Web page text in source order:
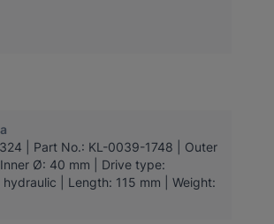
| Part No.: KL-0039-1748 | Outer
Ø: 40 mm | Drive type:
hydraulic | Length: 115 mm | Weight: